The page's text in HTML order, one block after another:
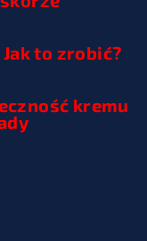
to zrobić?
kremu